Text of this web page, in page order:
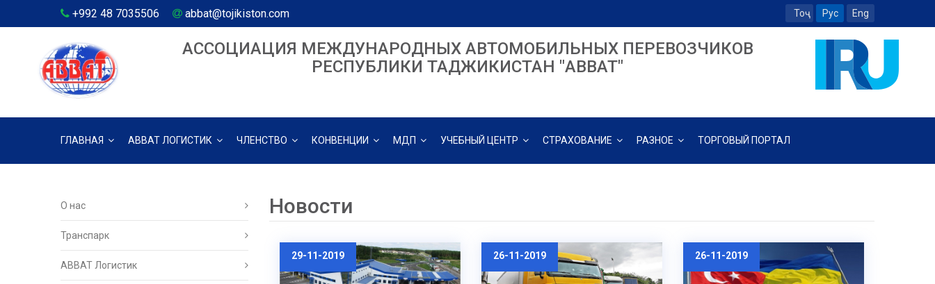
+992 48 7035506 abbat@tojikiston.com Тоҷ Рус Eng
АССОЦИАЦИЯ МЕЖДУНАРОДНЫХ АВТОМОБИЛЬНЫХ ПЕРЕВОЗЧИКОВ
РЕСПУБЛИКИ ТАДЖИКИСТАН "ABBAT"
ГЛАВНАЯ АВВАТ ЛОГИСТИК ЧЛЕНСТВО КОНВЕНЦИИ МДП УЧЕБНЫЙ ЦЕНТР СТРАХОВАНИЕ РАЗНОЕ ТОРГОВЫЙ ПОРТАЛ
О нас
Транспарк
ABBAT Логистик
Новости
29-11-2019 26-11-2019 26-11-2019